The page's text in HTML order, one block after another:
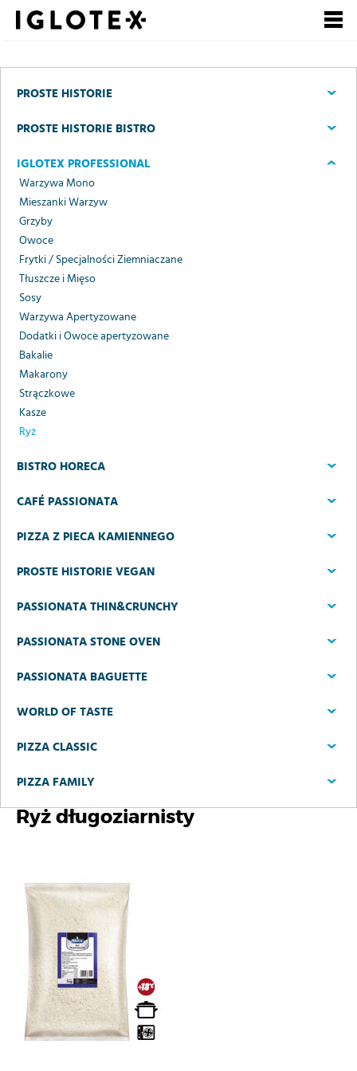
Zaloguj się
się opłaca!
dla Partnerów Biznesowych
o Grupie
PROSTE HISTORIE
PROSTE HISTORIE BISTRO
IGLOTEX PROFESSIONAL
Warzywa Mono
Mieszanki Warzyw
Grzyby
Owoce
Frytki / Specjalności Ziemniaczane
Tłuszcze i Mięso
Sosy
Warzywa Apertyzowane
Dodatki i Owoce apertyzowane
Bakalie
Makarony
Strączkowe
Kasze
Ryż
BISTRO HORECA
CAFÉ PASSIONATA
PIZZA Z PIECA KAMIENNEGO
PROSTE HISTORIE VEGAN
PASSIONATA THIN&CRUNCHY
PASSIONATA STONE OVEN
PASSIONATA BAGUETTE
WORLD OF TASTE
PIZZA CLASSIC
PIZZA FAMILY
Ryż długoziarnisty